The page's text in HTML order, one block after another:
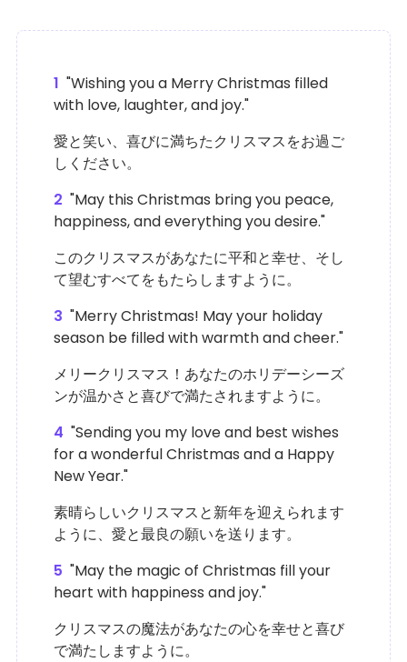
1 "Wishing you a Merry Christmas filled
with love, laughter, and joy."
愛と笑い、喜びに満ちたクリスマスをお過ご
しください。
2 "May this Christmas bring you peace,
happiness, and everything you desire."
このクリスマスがあなたに平和と幸せ、そし
て望むすべてをもたらしますように。
3 "Merry Christmas! May your holiday
season be filled with warmth and cheer."
メリークリスマス！あなたのホリデーシーズ
ンが温かさと喜びで満たされますように。
4 "Sending you my love and best wishes
for a wonderful Christmas and a Happy
New Year."
素晴らしいクリスマスと新年を迎えられます
ように、愛と最良の願いを送ります。
5 "May the magic of Christmas fill your
heart with happiness and joy."
クリスマスの魔法があなたの心を幸せと喜び
で満たしますように。